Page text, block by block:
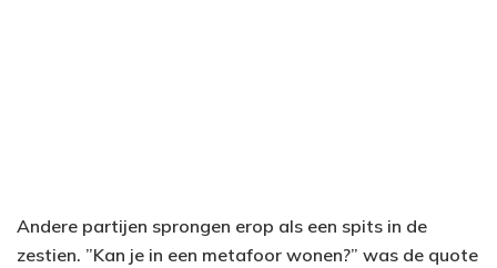
Andere partijen sprongen erop als een spits in de
zestien. ”Kan je in een metafoor wonen?” was de quote